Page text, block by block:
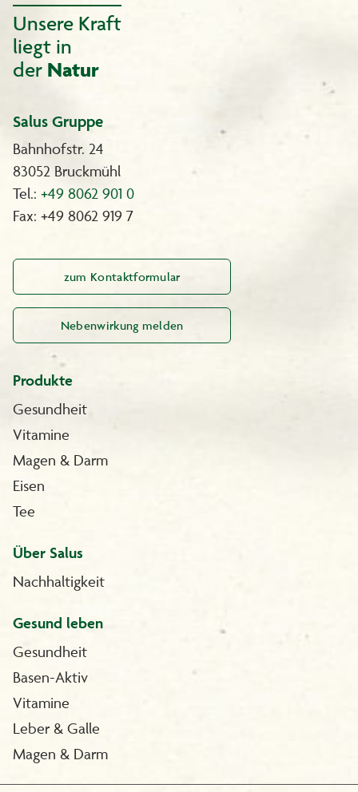
Unsere Kraft
liegt in
der Natur
Salus Gruppe
Bahnhofstr. 24
83052 Bruckmühl
Tel.: +49 8062 901 0
Fax: +49 8062 919 7
zum Kontaktformular
Nebenwirkung melden
Produkte
Gesundheit
Vitamine
Magen & Darm
Eisen
Tee
Über Salus
Nachhaltigkeit
Gesund leben
Gesundheit
Basen-Aktiv
Vitamine
Leber & Galle
Magen & Darm